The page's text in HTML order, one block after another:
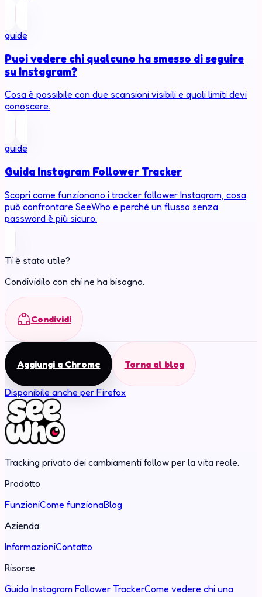
guide
Puoi vedere chi qualcuno ha smesso di seguire
su Instagram?
Cosa è possibile con due scansioni visibili e quali limiti devi
conoscere.
guide
Guida Instagram Follower Tracker
Scopri come funzionano i tracker follower Instagram, cosa
può confrontare SeeWho e perché un flusso senza
password è più sicuro.
Ti è stato utile?
Condividilo con chi ne ha bisogno.
Condividi
Aggiungi a Chrome Torna al blog
Disponibile anche per Firefox
Tracking privato dei cambiamenti follow per la vita reale.
Prodotto
FunzioniCome funzionaBlog
Azienda
InformazioniContatto
Risorse
Guida Instagram Follower TrackerCome vedere chi una